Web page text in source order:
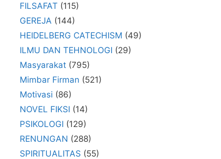
FILSAFAT (115)
GEREJA (144)
HEIDELBERG CATECHISM (49)
ILMU DAN TEHNOLOGI (29)
Masyarakat (795)
Mimbar Firman (521)
Motivasi (86)
NOVEL FIKSI (14)
PSIKOLOGI (129)
RENUNGAN (288)
SPIRITUALITAS (55)